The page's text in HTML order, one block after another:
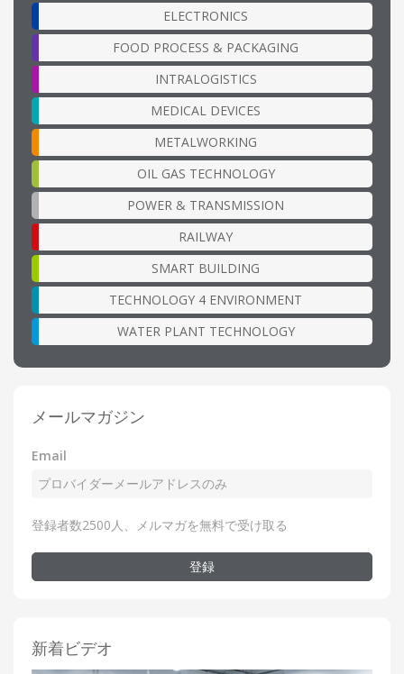
ELECTRONICS
FOOD PROCESS & PACKAGING
INTRALOGISTICS
MEDICAL DEVICES
METALWORKING
OIL GAS TECHNOLOGY
POWER & TRANSMISSION
RAILWAY
SMART BUILDING
TECHNOLOGY 4 ENVIRONMENT
WATER PLANT TECHNOLOGY
メールマガジン
Email
登録者数2500人、メルマガを無料で受け取る
登録
新着ビデオ